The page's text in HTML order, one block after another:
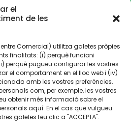
el
de les
Comercial) utilitza galetes pròpies
finalitats: (i) perquè funcioni
perquè pugueu configurar les vostres
el comportament en el lloc web i (iv)
amb les vostres preferències.
com, per exemple, les vostres
obtenir més informació sobre el
aquí. En el cas que vulgueu
galetes feu clic a "ACCEPTA".